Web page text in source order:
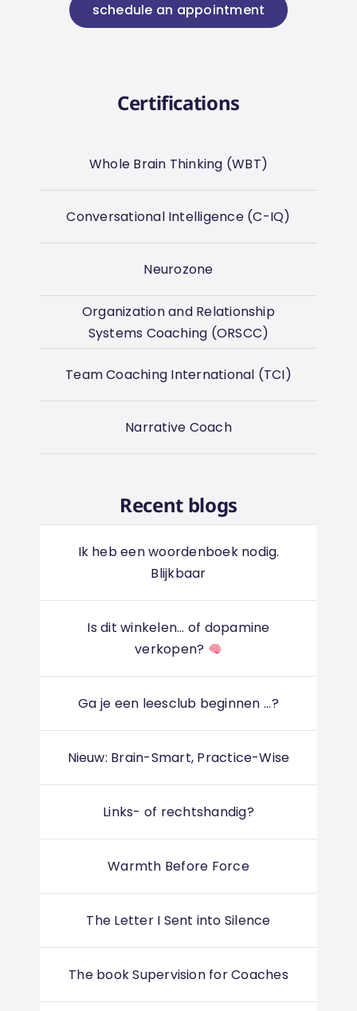
schedule an appointment
Certifications
Whole Brain Thinking (WBT)
Conversational Intelligence (C-IQ)
Neurozone
Organization and Relationship
Systems Coaching (ORSCC)
Team Coaching International (TCI)
Narrative Coach
Recent blogs
Ik heb een woordenboek nodig.
Blijkbaar
Is dit winkelen... of dopamine
verkopen?
Ga je een leesclub beginnen ...?
Nieuw: Brain-Smart, Practice-Wise
Links- of rechtshandig?
Warmth Before Force
The Letter I Sent into Silence
The book Supervision for Coaches